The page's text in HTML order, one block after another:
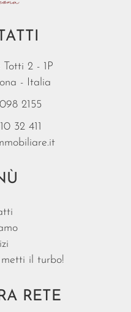
2 - 1P
- Italia
2155
32 411
il turbo!
RETE